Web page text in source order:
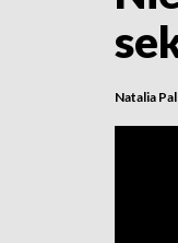
Natalia